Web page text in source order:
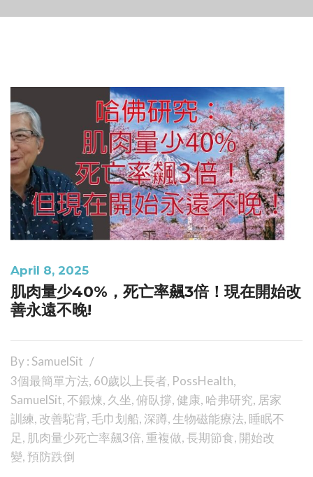
April 8, 2025
肌肉量少40%，死亡率飆3倍！現在開始改
善永遠不晚!
By : SamuelSit
3個最簡單方法, 60歲以上長者, PossHealth,
SamuelSit, 不鍛煉, 久坐,俯臥撐,健康, 哈弗研究, 居家
訓練, 改善駝背,毛巾划船, 深蹲, 生物磁能療法, 睡眠不
足, 肌肉量少死亡率飆3倍,重複做,長期節食, 開始改
變,預防跌倒